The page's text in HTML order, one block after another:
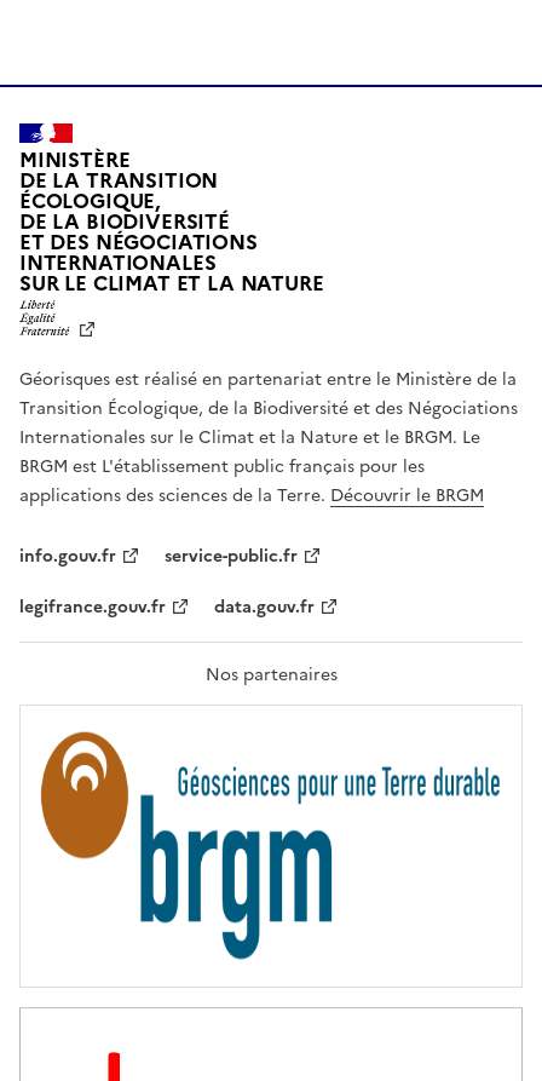
MINISTÈRE
DE LA TRANSITION
ÉCOLOGIQUE,
DE LA BIODIVERSITÉ
ET DES NÉGOCIATIONS
INTERNATIONALES
SUR LE CLIMAT ET LA NATUREL
T
É
,
É
G
A
L
F
A
T
R
T
É
Géorisques est réalisé en partenariat entre le Ministère de la
Transition Écologique, de la Biodiversité et des Négociations
Internationales sur le Climat et la Nature et le BRGM. Le
BRGM est L'établissement public français pour les
applications des sciences de la Terre. Découvrir le BRGM
info.gouv.fr
service-public.fr
legifrance.gouv.fr
data.gouv.fr
Nos partenaires